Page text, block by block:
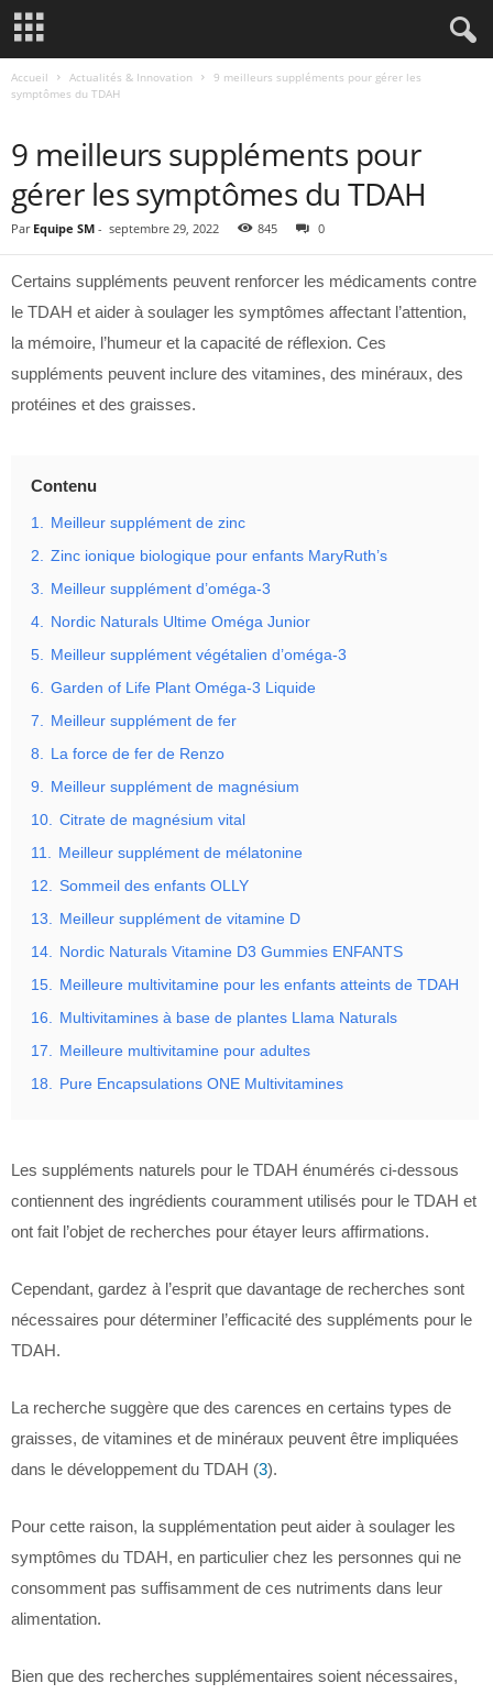
Accueil Actualités & Innovation
9 meilleurs suppléments pour gérer les
symptômes du TDAH
9 meilleurs suppléments pour
gérer les symptômes du TDAH
Par Equipe SM - septembre 29, 2022 845 0
Certains suppléments peuvent renforcer les médicaments contre
le TDAH et aider à soulager les symptômes affectant l’attention,
la mémoire, l’humeur et la capacité de réflexion. Ces
suppléments peuvent inclure des vitamines, des minéraux, des
protéines et des graisses.
Contenu
1. Meilleur supplément de zinc
2. Zinc ionique biologique pour enfants MaryRuth’s
3. Meilleur supplément d’oméga-3
4. Nordic Naturals Ultime Oméga Junior
5. Meilleur supplément végétalien d’oméga-3
6. Garden of Life Plant Oméga-3 Liquide
7. Meilleur supplément de fer
8. La force de fer de Renzo
9. Meilleur supplément de magnésium
10. Citrate de magnésium vital
11. Meilleur supplément de mélatonine
12. Sommeil des enfants OLLY
13. Meilleur supplément de vitamine D
14. Nordic Naturals Vitamine D3 Gummies ENFANTS
15. Meilleure multivitamine pour les enfants atteints de TDAH
16. Multivitamines à base de plantes Llama Naturals
17. Meilleure multivitamine pour adultes
18. Pure Encapsulations ONE Multivitamines
Les suppléments naturels pour le TDAH énumérés ci-dessous
contiennent des ingrédients couramment utilisés pour le TDAH et
ont fait l’objet de recherches pour étayer leurs affirmations.
Cependant, gardez à l’esprit que davantage de recherches sont
nécessaires pour déterminer l’efficacité des suppléments pour le
TDAH.
La recherche suggère que des carences en certains types de
graisses, de vitamines et de minéraux peuvent être impliquées
dans le développement du TDAH (3).
Pour cette raison, la supplémentation peut aider à soulager les
symptômes du TDAH, en particulier chez les personnes qui ne
consomment pas suffisamment de ces nutriments dans leur
alimentation.
Bien que des recherches supplémentaires soient nécessaires,